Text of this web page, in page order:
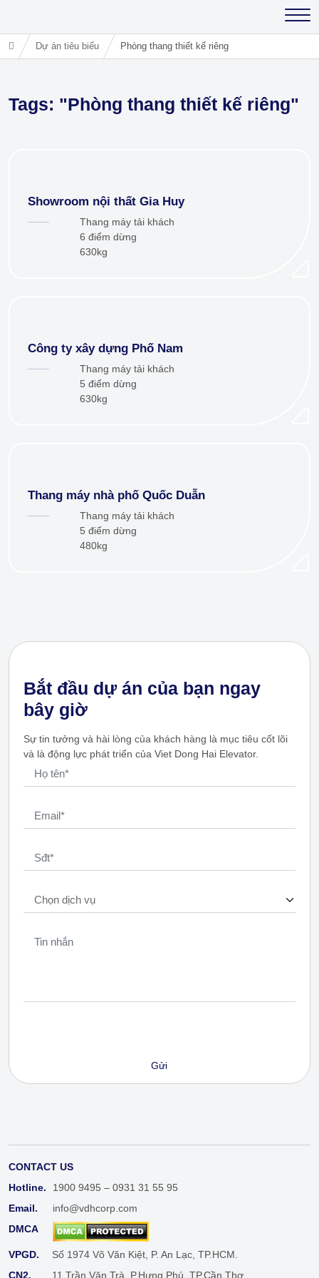
Dự án tiêu biểu Phòng thang thiết kế riêng
Tags: "Phòng thang thiết kế riêng"
Showroom nội thất Gia Huy
Thang máy tải khách
6 điểm dừng
630kg
Công ty xây dựng Phố Nam
Thang máy tải khách
5 điểm dừng
630kg
Thang máy nhà phố Quốc Duẫn
Thang máy tải khách
5 điểm dừng
480kg
Bắt đầu dự án của bạn ngay
bây giờ
Sự tin tưởng và hài lòng của khách hàng là mục tiêu cốt lõi
và là động lực phát triển của Viet Dong Hai Elevator.
CONTACT US
Hotline.
1900 9495 – 0931 31 55 95
Email.
info@vdhcorp.com
DMCA
VPGD.
Số 1974 Võ Văn Kiệt, P. An Lạc, TP.HCM.
CN2.
11 Trần Văn Trà, P.Hưng Phú, TP.Cần Thơ.